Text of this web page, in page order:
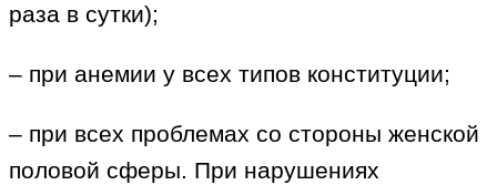
раза в сутки);
– при анемии у всех типов конституции;
– при всех проблемах со стороны женской
половой сферы. При нарушениях